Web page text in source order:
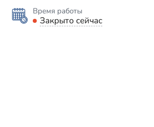
Время работы
Закрыто сейчас